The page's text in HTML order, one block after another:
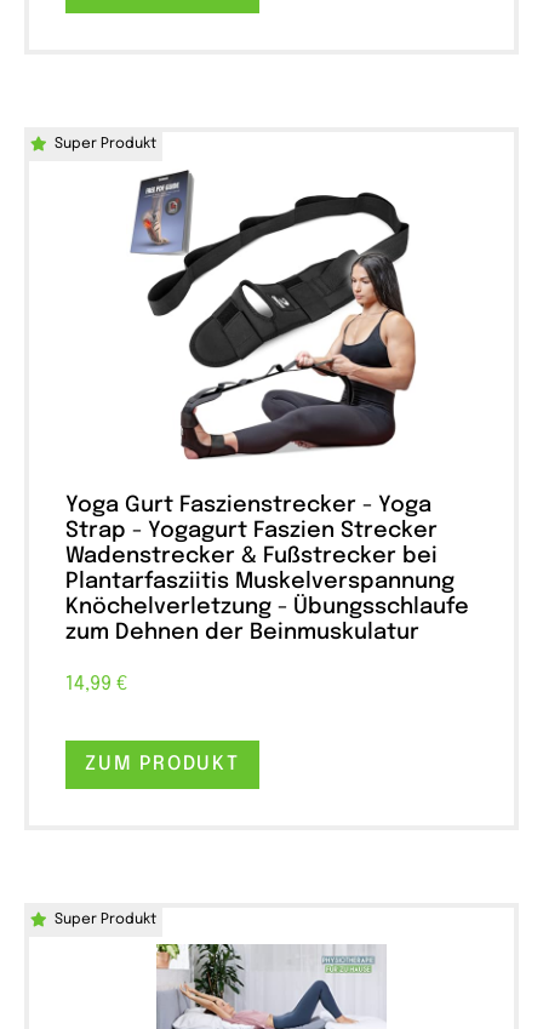
Yoga Gurt Faszienstrecker - Yoga
Strap - Yogagurt Faszien Strecker
Wadenstrecker & Fußstrecker bei
Plantarfasziitis Muskelverspannung
Knöchelverletzung - Übungsschlaufe
zum Dehnen der Beinmuskulatur
14,99 €
ZUM PRODUKT
Super Produkt
Super Produkt